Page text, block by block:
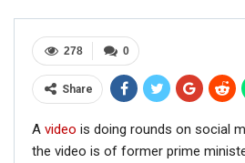
0
278
Share
A video is doing rounds on social
the video is of former prime